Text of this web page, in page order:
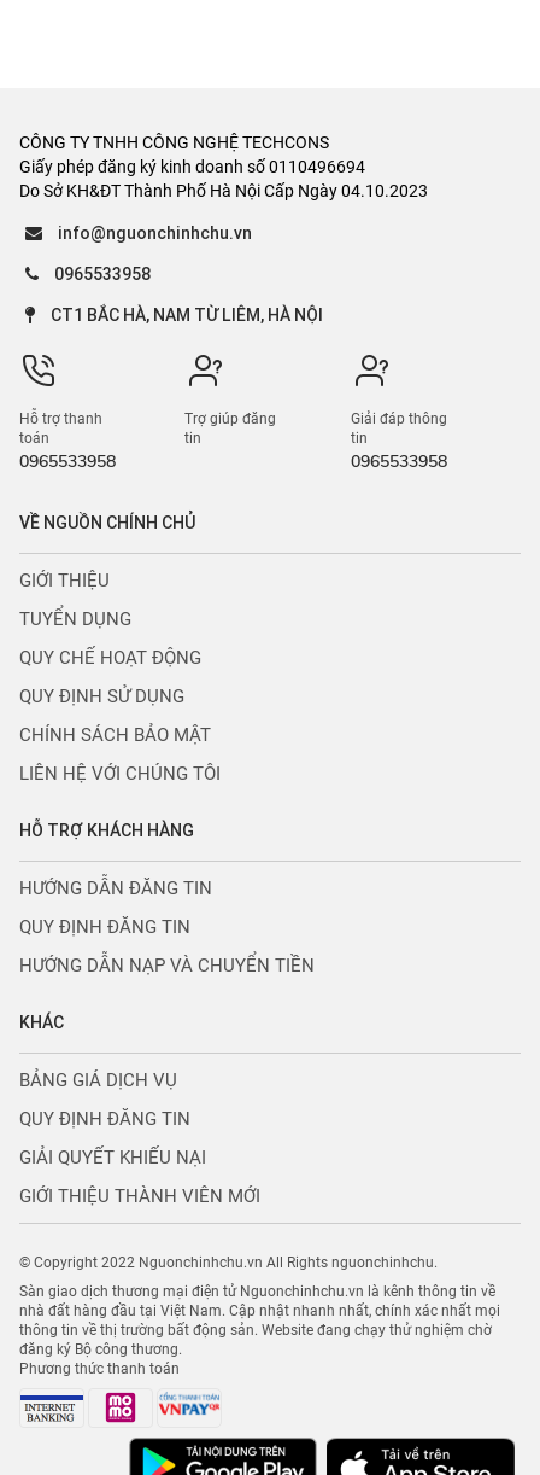
CÔNG TY TNHH CÔNG NGHỆ TECHCONS
Giấy phép đăng ký kinh doanh số 0110496694
Do Sở KH&ĐT Thành Phố Hà Nội Cấp Ngày 04.10.2023
info@nguonchinhchu.vn
0965533958
CT1 BẮC HÀ, NAM TỪ LIÊM, HÀ NỘI
Hỗ trợ thanh
toán
0965533958
Trợ giúp đăng
tin
Giải đáp thông
tin
0965533958
VỀ NGUỒN CHÍNH CHỦ
GIỚI THIỆU
TUYỂN DỤNG
QUY CHẾ HOẠT ĐỘNG
QUY ĐỊNH SỬ DỤNG
CHÍNH SÁCH BẢO MẬT
LIÊN HỆ VỚI CHÚNG TÔI
HỖ TRỢ KHÁCH HÀNG
HƯỚNG DẪN ĐĂNG TIN
QUY ĐỊNH ĐĂNG TIN
HƯỚNG DẪN NẠP VÀ CHUYỂN TIỀN
KHÁC
BẢNG GIÁ DỊCH VỤ
QUY ĐỊNH ĐĂNG TIN
GIẢI QUYẾT KHIẾU NẠI
GIỚI THIỆU THÀNH VIÊN MỚI
© Copyright 2022 Nguonchinhchu.vn All Rights nguonchinhchu.
Sàn giao dịch thương mại điện tử Nguonchinhchu.vn là kênh thông tin về
nhà đất hàng đầu tại Việt Nam. Cập nhật nhanh nhất, chính xác nhất mọi
thông tin về thị trường bất động sản. Website đang chạy thử nghiệm chờ
đăng ký Bộ công thương.
Phương thức thanh toán